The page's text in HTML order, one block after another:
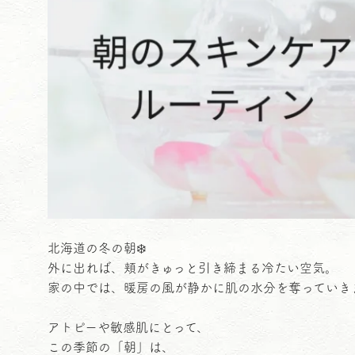
北海道の冬の朝❄️
外に出れば、頬がきゅっと引き締まる冷たい空気。
家の中では、暖房の風が静かに肌の水分を奪っていき
アトピーや敏感肌にとって、
この季節の「朝」は、